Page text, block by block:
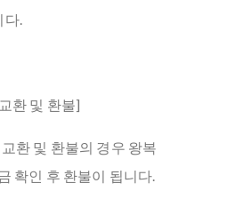
.
환 및 환불]
환 및 환불의 경우 왕복
확인 후 환불이 됩니다.